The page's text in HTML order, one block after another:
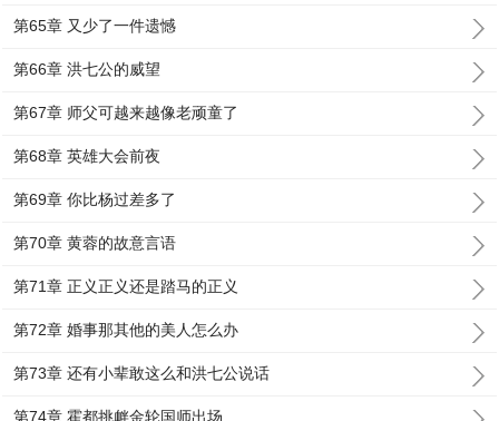
第65章 又少了一件遗憾
第66章 洪七公的威望
第67章 师父可越来越像老顽童了
第68章 英雄大会前夜
第69章 你比杨过差多了
第70章 黄蓉的故意言语
第71章 正义正义还是踏马的正义
第72章 婚事那其他的美人怎么办
第73章 还有小辈敢这么和洪七公说话
第74章 霍都挑衅金轮国师出场